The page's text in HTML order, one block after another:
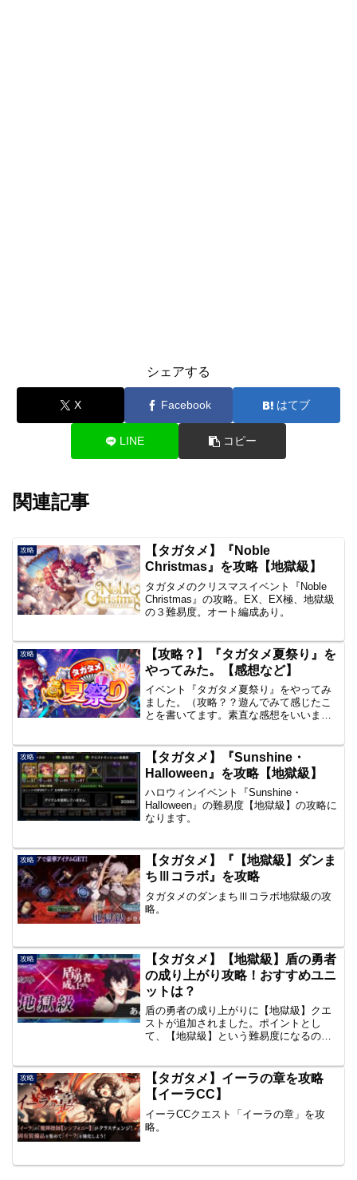
シェアする
X Facebook はてブ
LINE コピー
関連記事
攻略
【タガタメ】『Noble
Christmas』を攻略【地獄級】
タガタメのクリスマスイベント『Noble
Christmas』の攻略。EX、EX極、地獄級
の３難易度。オート編成あり。
攻略
【攻略？】『タガタメ夏祭り』を
やってみた。【感想など】
イベント『タガタメ夏祭り』をやってみ
ました。（攻略？？遊んでみて感じたこ
とを書いてます。素直な感想をいいます
攻略
【タガタメ】『Sunshine・
Halloween』を攻略【地獄級】
ハロウィンイベント『Sunshine・
Halloween』の難易度【地獄級】の攻略に
なります。
攻略
【タガタメ】『【地獄級】ダンま
ちⅢコラボ』を攻略
タガタメのダンまちⅢコラボ地獄級の攻
略。
攻略
【タガタメ】【地獄級】盾の勇者
の成り上がり攻略！おすすめユニ
ットは？
盾の勇者の成り上がりに【地獄級】クエ
ストが追加されました。ポイントとし
て、【地獄級】という難易度になるの
達成を狙っていくといいです。おすすめ
ユニットは、『岩谷尚文』『ラフ...
攻略
【タガタメ】イーラの章を攻略
【イーラCC】
イーラCCクエスト「イーラの章」を攻
略。